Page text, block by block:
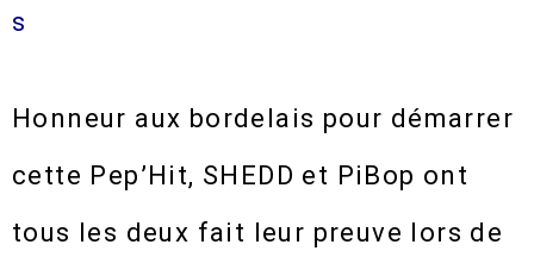
s
Honneur aux bordelais pour démarrer
cette Pep’Hit, SHEDD et PiBop ont
tous les deux fait leur preuve lors de